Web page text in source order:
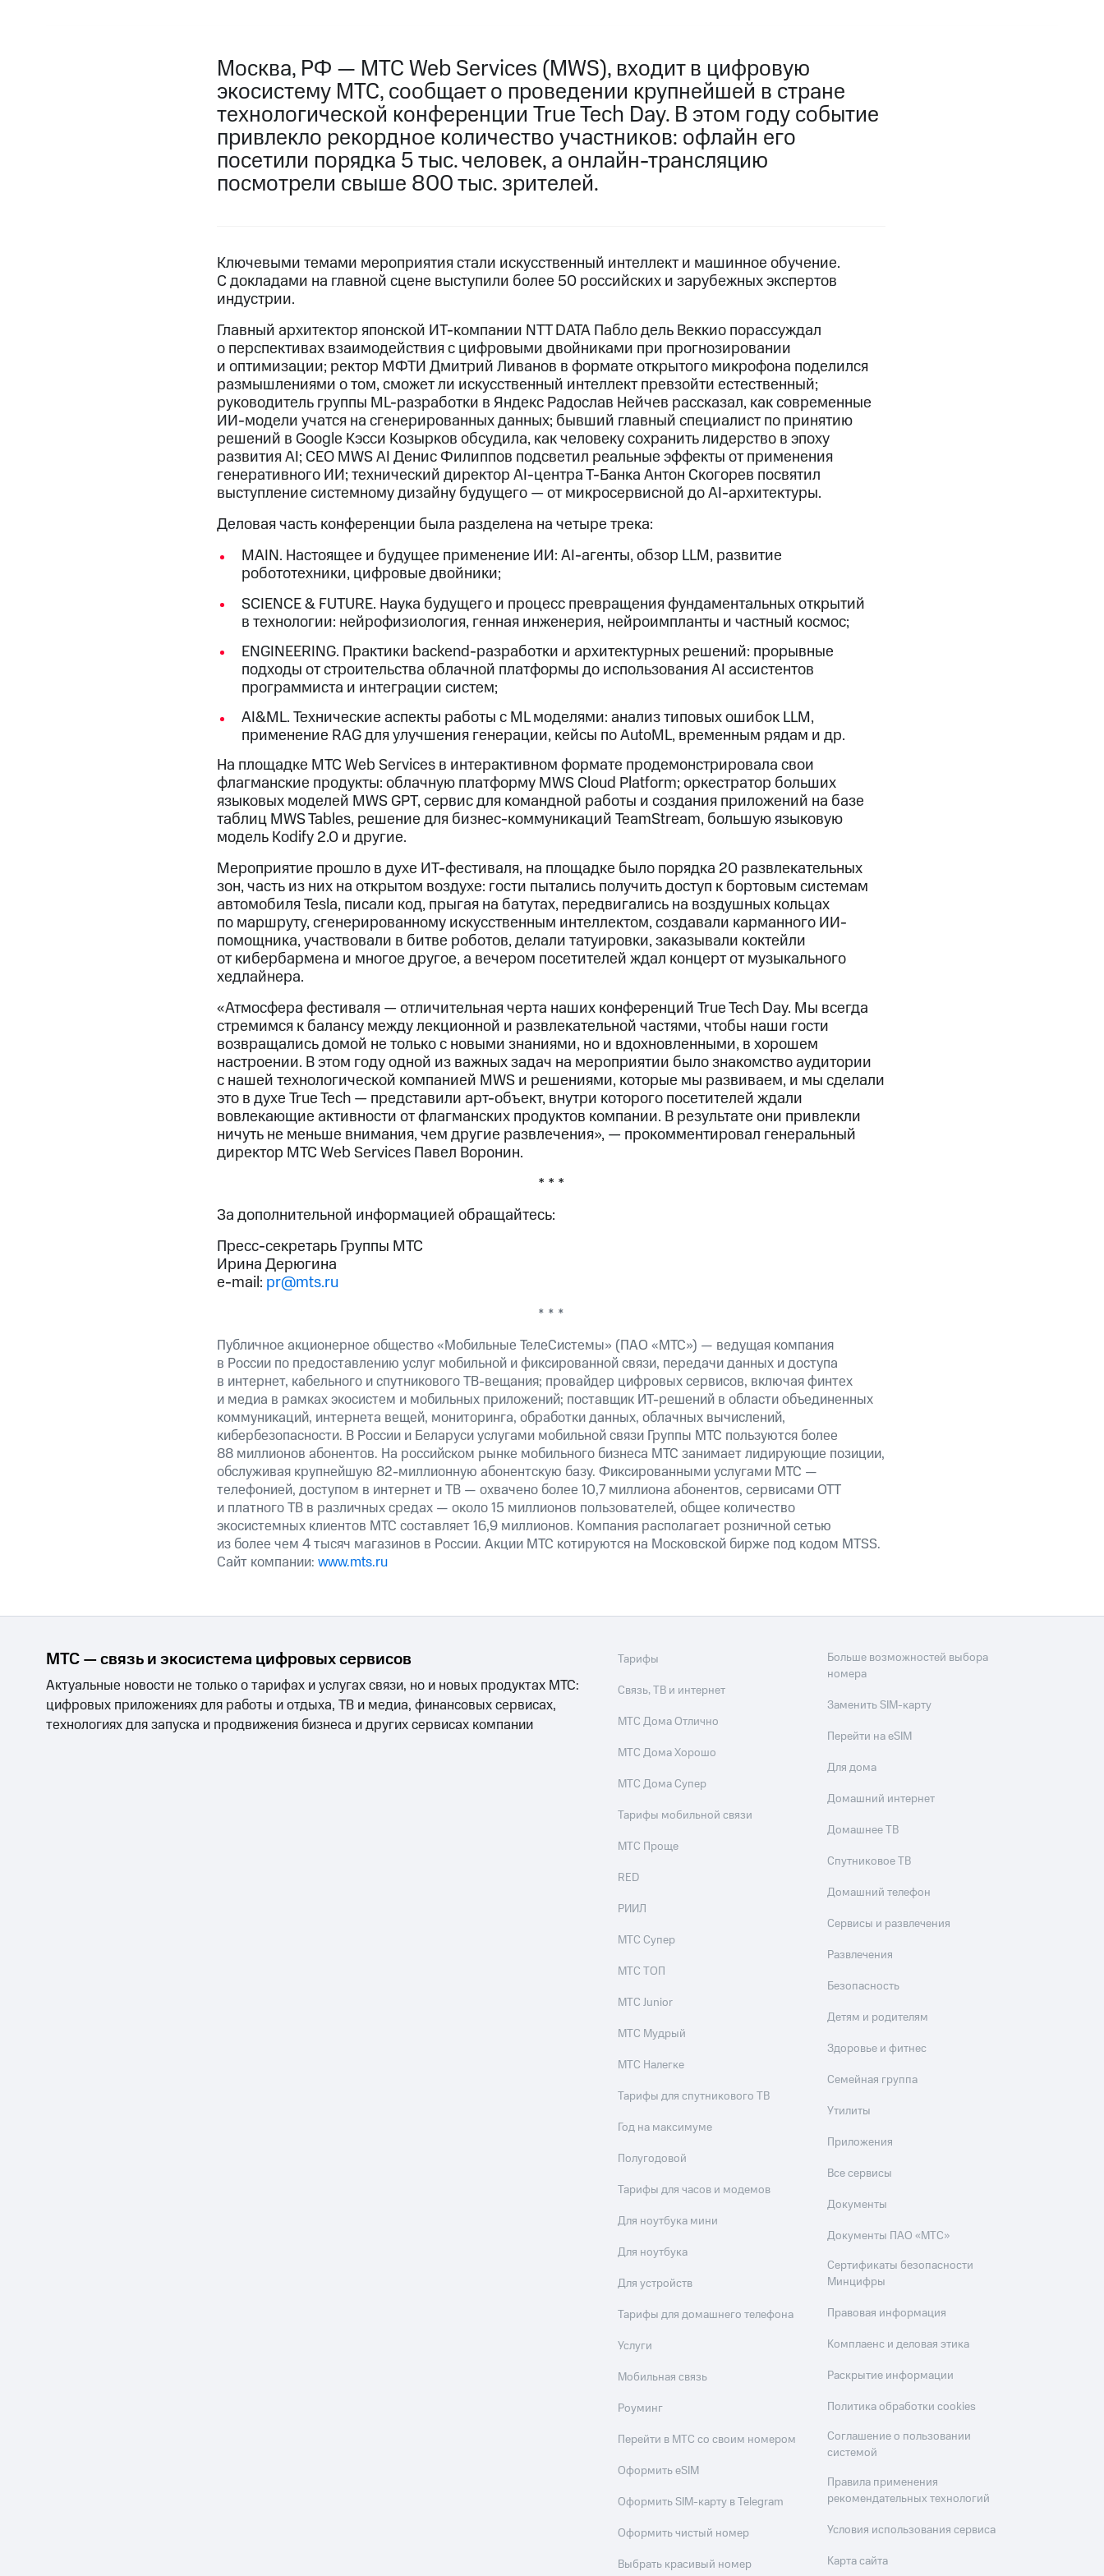
Москва, РФ — МТС Web Services (MWS), входит в цифровую
экосистему МТС, сообщает о проведении крупнейшей в стране
технологической конференции True Tech Day. В этом году событие
привлекло рекордное количество участников: офлайн его
посетили порядка 5 тыс. человек, а онлайн-трансляцию
посмотрели свыше 800 тыс. зрителей.
Ключевыми темами мероприятия стали искусственный интеллект и машинное обучение.
С докладами на главной сцене выступили более 50 российских и зарубежных экспертов
индустрии.
Главный архитектор японской ИТ-компании NTT DATA Пабло дель Веккио порассуждал
о перспективах взаимодействия с цифровыми двойниками при прогнозировании
и оптимизации; ректор МФТИ Дмитрий Ливанов в формате открытого микрофона поделился
размышлениями о том, сможет ли искусственный интеллект превзойти естественный;
руководитель группы ML-разработки в Яндекс Радослав Нейчев рассказал, как современные
ИИ-модели учатся на сгенерированных данных; бывший главный специалист по принятию
решений в Google Кэсси Козырков обсудила, как человеку сохранить лидерство в эпоху
развития AI; CEO MWS AI Денис Филиппов подсветил реальные эффекты от применения
генеративного ИИ; технический директор AI-центра Т-Банка Антон Скогорев посвятил
выступление системному дизайну будущего — от микросервисной до AI-архитектуры.
Деловая часть конференции была разделена на четыре трека:
MAIN. Настоящее и будущее применение ИИ: AI-агенты, обзор LLM, развитие
робототехники, цифровые двойники;
SCIENCE & FUTURE. Наука будущего и процесс превращения фундаментальных открытий
в технологии: нейрофизиология, генная инженерия, нейроимпланты и частный космос;
ENGINEERING. Практики backend-разработки и архитектурных решений: прорывные
подходы от строительства облачной платформы до использования AI ассистентов
программиста и интеграции систем;
AI&ML. Технические аспекты работы с ML моделями: анализ типовых ошибок LLM,
применение RAG для улучшения генерации, кейсы по AutoML, временным рядам и др.
На площадке МТС Web Services в интерактивном формате продемонстрировала свои
флагманские продукты: облачную платформу MWS Cloud Platform; оркестратор больших
языковых моделей MWS GPT, сервис для командной работы и создания приложений на базе
таблиц MWS Tables, решение для бизнес-коммуникаций TeamStream, большую языковую
модель Kodify 2.0 и другие.
Мероприятие прошло в духе ИТ-фестиваля, на площадке было порядка 20 развлекательных
зон, часть из них на открытом воздухе: гости пытались получить доступ к бортовым системам
автомобиля Tesla, писали код, прыгая на батутах, передвигались на воздушных кольцах
по маршруту, сгенерированному искусственным интеллектом, создавали карманного ИИ-
помощника, участвовали в битве роботов, делали татуировки, заказывали коктейли
от кибербармена и многое другое, а вечером посетителей ждал концерт от музыкального
хедлайнера.
«Атмосфера фестиваля — отличительная черта наших конференций True Tech Day. Мы всегда
стремимся к балансу между лекционной и развлекательной частями, чтобы наши гости
возвращались домой не только с новыми знаниями, но и вдохновленными, в хорошем
настроении. В этом году одной из важных задач на мероприятии было знакомство аудитории
с нашей технологической компанией MWS и решениями, которые мы развиваем, и мы сделали
это в духе True Tech — представили арт-объект, внутри которого посетителей ждали
вовлекающие активности от флагманских продуктов компании. В результате они привлекли
ничуть не меньше внимания, чем другие развлечения», — прокомментировал генеральный
директор МТС Web Services Павел Воронин.
* * *
За дополнительной информацией обращайтесь:
Пресс-секретарь Группы МТС
Ирина Дерюгина
e-mail: pr@mts.ru
* * *
Публичное акционерное общество «Мобильные ТелеСистемы» (ПАО «МТС») — ведущая компания
в России по предоставлению услуг мобильной и фиксированной связи, передачи данных и доступа
в интернет, кабельного и спутникового ТВ-вещания; провайдер цифровых сервисов, включая финтех
и медиа в рамках экосистем и мобильных приложений; поставщик ИТ-решений в области объединенных
коммуникаций, интернета вещей, мониторинга, обработки данных, облачных вычислений,
кибербезопасности. В России и Беларуси услугами мобильной связи Группы МТС пользуются более
88 миллионов абонентов. На российском рынке мобильного бизнеса МТС занимает лидирующие позиции,
обслуживая крупнейшую 82-миллионную абонентскую базу. Фиксированными услугами МТС —
телефонией, доступом в интернет и ТВ — охвачено более 10,7 миллиона абонентов, сервисами OTT
и платного ТВ в различных средах — около 15 миллионов пользователей, общее количество
экосистемных клиентов МТС составляет 16,9 миллионов. Компания располагает розничной сетью
из более чем 4 тысяч магазинов в России. Акции МТС котируются на Московской бирже под кодом MTSS.
Сайт компании: www.mts.ru
МТС — связь и экосистема цифровых сервисов
Актуальные новости не только о тарифах и услугах связи, но и новых продуктах МТС:
цифровых приложениях для работы и отдыха, ТВ и медиа, финансовых сервисах,
технологиях для запуска и продвижения бизнеса и других сервисах компании
Тарифы
Связь, ТВ и интернет
МТС Дома Отлично
МТС Дома Хорошо
МТС Дома Супер
Тарифы мобильной связи
МТС Проще
RED
РИИЛ
МТС Супер
МТС ТОП
МТС Junior
МТС Мудрый
МТС Налегке
Тарифы для спутникового ТВ
Год на максимуме
Полугодовой
Тарифы для часов и модемов
Для ноутбука мини
Для ноутбука
Для устройств
Тарифы для домашнего телефона
Услуги
Мобильная связь
Роуминг
Перейти в МТС со своим номером
Оформить eSIM
Оформить SIM-карту в Telegram
Оформить чистый номер
Выбрать красивый номер
Больше возможностей выбора
номера
Заменить SIM-карту
Перейти на eSIM
Для дома
Домашний интернет
Домашнее ТВ
Спутниковое ТВ
Домашний телефон
Сервисы и развлечения
Развлечения
Безопасность
Детям и родителям
Здоровье и фитнес
Семейная группа
Утилиты
Приложения
Все сервисы
Документы
Документы ПАО «МТС»
Сертификаты безопасности
Минцифры
Правовая информация
Комплаенс и деловая этика
Раскрытие информации
Политика обработки cookies
Соглашение о пользовании
системой
Правила применения
рекомендательных технологий
Условия использования сервиса
Карта сайта